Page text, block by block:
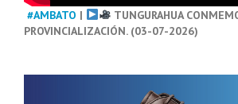
#AMBATO |
TUNGURAHUA
PROVINCIALIZACIÓN. (03-07-2026)